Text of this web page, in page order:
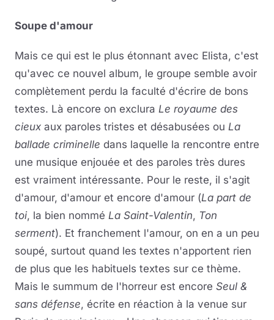
Soupe d'amour
Mais ce qui est le plus étonnant avec Elista, c'est
qu'avec ce nouvel album, le groupe semble avoir
complètement perdu la faculté d'écrire de bons
textes. Là encore on exclura Le royaume des
cieux aux paroles tristes et désabusées ou La
ballade criminelle dans laquelle la rencontre entre
une musique enjouée et des paroles très dures
est vraiment intéressante. Pour le reste, il s'agit
d'amour, d'amour et encore d'amour (La part de
toi, la bien nommé La Saint-Valentin, Ton
serment). Et franchement l'amour, on en a un peu
soupé, surtout quand les textes n'apportent rien
de plus que les habituels textes sur ce thème.
Mais le summum de l'horreur est encore Seul &
sans défense, écrite en réaction à la venue sur